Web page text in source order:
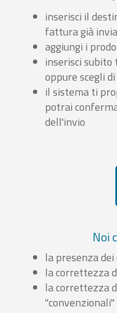
inserisci il
fattura già
aggiungi i
inserisci subito
oppure scegli
il sistema ti
potrai
dell'invio
Noi
la presenza
la correttezza
la correttezza